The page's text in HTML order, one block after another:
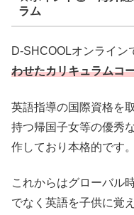
ラム
D-SHCOOLオンライン
わせたカリキュラムコ
英語指導の国際資格を
持つ帰国子女等の優秀
作しており本格的です。
これからはグローバル
でなく英語を子供に覚